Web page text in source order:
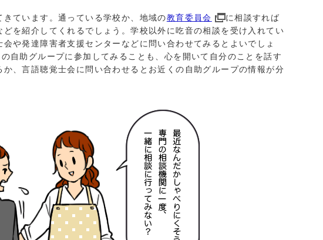
ています。通っている学校か、地域の教育委員会
に相談すれば
を紹介してくれるでしょう。学校以外に吃音の相談を受け入れてい
や発達障害者支援センターなどに問い合わせてみるとよいでしょ
自助グループに参加してみることも、心を開いて自分のことを話す
、言語聴覚士会に問い合わせるとお近くの自助グループの情報が分